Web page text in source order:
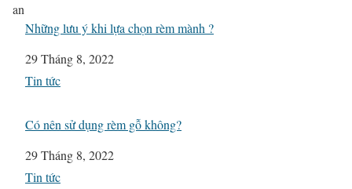
an
Những lưu ý khi lựa chọn rèm mành ?
Ngày
29 Tháng 8, 2022
Liên quan đến
Tin tức
Có nên sử dụng rèm gỗ không?
Ngày
29 Tháng 8, 2022
Liên quan đến
Tin tức